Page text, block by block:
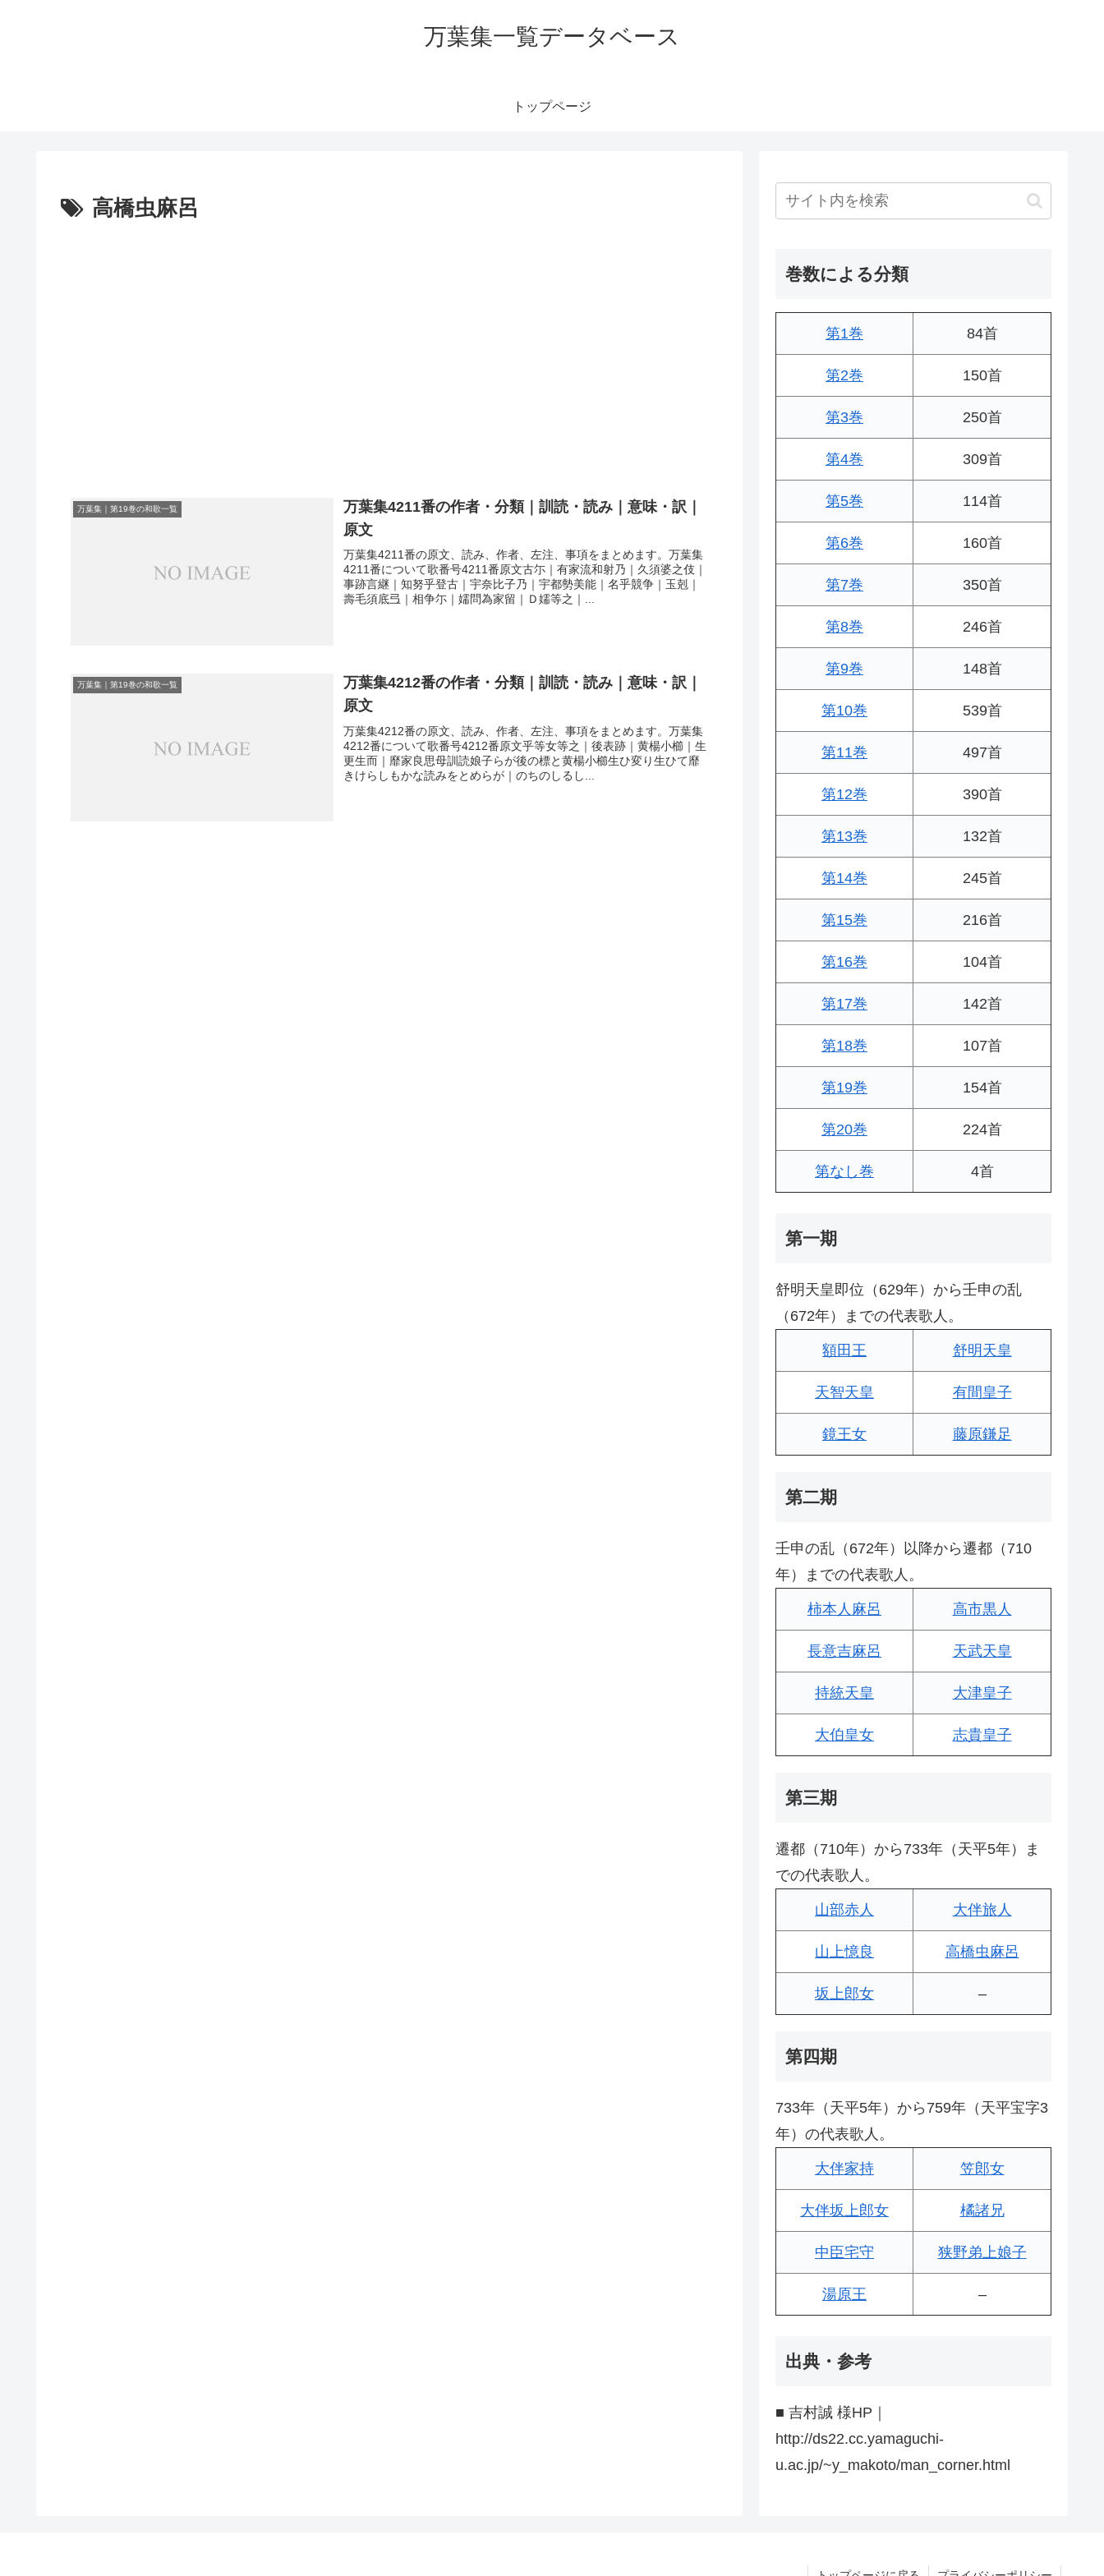
万葉集一覧データベース
トップページ
高橋虫麻呂
万葉集｜第19巻の和歌一覧
万葉集4211番の作者・分類｜訓読・読み｜意味・訳｜
原文
万葉集4211番の原文、読み、作者、左注、事項をまとめます。万葉集
4211番について歌番号4211番原文古尓｜有家流和射乃｜久須婆之伎｜
事跡言継｜知努乎登古｜宇奈比子乃｜宇都勢美能｜名乎競争｜玉剋｜
壽毛須底弖｜相争尓｜嬬問為家留｜Ｄ嬬等之｜...
万葉集｜第19巻の和歌一覧
万葉集4212番の作者・分類｜訓読・読み｜意味・訳｜
原文
万葉集4212番の原文、読み、作者、左注、事項をまとめます。万葉集
4212番について歌番号4212番原文乎等女等之｜後表跡｜黄楊小櫛｜生
更生而｜靡家良思母訓読娘子らが後の標と黄楊小櫛生ひ変り生ひて靡
きけらしもかな読みをとめらが｜のちのしるし...
巻数による分類
第1巻 84首
第2巻 150首
第3巻 250首
第4巻 309首
第5巻 114首
第6巻 160首
第7巻 350首
第8巻 246首
第9巻 148首
第10巻 539首
第11巻 497首
第12巻 390首
第13巻 132首
第14巻 245首
第15巻 216首
第16巻 104首
第17巻 142首
第18巻 107首
第19巻 154首
第20巻 224首
第なし巻 4首
第一期
舒明天皇即位（629年）から壬申の乱
（672年）までの代表歌人。
額田王 舒明天皇
天智天皇 有間皇子
鏡王女 藤原鎌足
第二期
壬申の乱（672年）以降から遷都（710
年）までの代表歌人。
柿本人麻呂 高市黒人
長意吉麻呂 天武天皇
持統天皇 大津皇子
大伯皇女 志貴皇子
第三期
遷都（710年）から733年（天平5年）ま
での代表歌人。
山部赤人 大伴旅人
山上憶良 高橋虫麻呂
坂上郎女 –
第四期
733年（天平5年）から759年（天平宝字3
年）の代表歌人。
大伴家持 笠郎女
大伴坂上郎女 橘諸兄
中臣宅守 狭野弟上娘子
湯原王 –
出典・参考
■ 吉村誠 様HP｜
http://ds22.cc.yamaguchi-
u.ac.jp/~y_makoto/man_corner.html